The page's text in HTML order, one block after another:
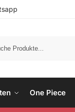
One Piece